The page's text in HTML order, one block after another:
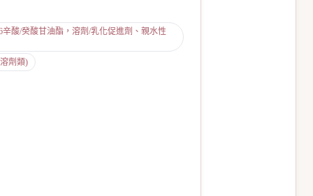
6辛酸/癸酸甘油酯，溶劑/乳化促進劑、親水性
劑類)